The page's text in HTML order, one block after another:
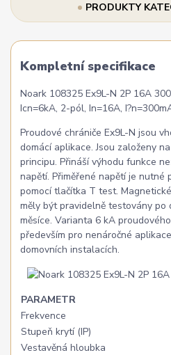
PRODUKTY
Kompletní specifikace
Noark 108325 Ex9L-N 2P 16A
Icn=6kA, 2-pól, In=16A,
Proudové chrániče Ex9L-N jsou
domácí aplikace. Jsou založeny
principu. Přináší výhodu funkce
napětí. Přiměřené napětí je nutné
pomocí tlačítka T test.
měly být pravidelně testovány po
měsíce. Varianta 6 kA
především pro nenáročné
domovních instalacích.
PARAMETR
Frekvence
Stupeň krytí (IP)
Vestavěná hloubka